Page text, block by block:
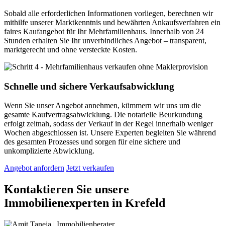
Sobald alle erforderlichen Informationen vorliegen, berechnen wir
mithilfe unserer Marktkenntnis und bewährten Ankaufsverfahren ein
faires Kaufangebot für Ihr Mehrfamilienhaus. Innerhalb von 24
Stunden erhalten Sie Ihr unverbindliches Angebot – transparent,
marktgerecht und ohne versteckte Kosten.
Schnelle und sichere Verkaufsabwicklung
Wenn Sie unser Angebot annehmen, kümmern wir uns um die
gesamte Kaufvertragsabwicklung. Die notarielle Beurkundung
erfolgt zeitnah, sodass der Verkauf in der Regel innerhalb weniger
Wochen abgeschlossen ist. Unsere Experten begleiten Sie während
des gesamten Prozesses und sorgen für eine sichere und
unkomplizierte Abwicklung.
Angebot anfordern Jetzt verkaufen
Kontaktieren Sie unsere
Immobilienexperten in Krefeld